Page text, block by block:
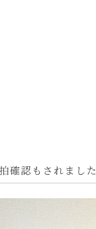
確認もされました